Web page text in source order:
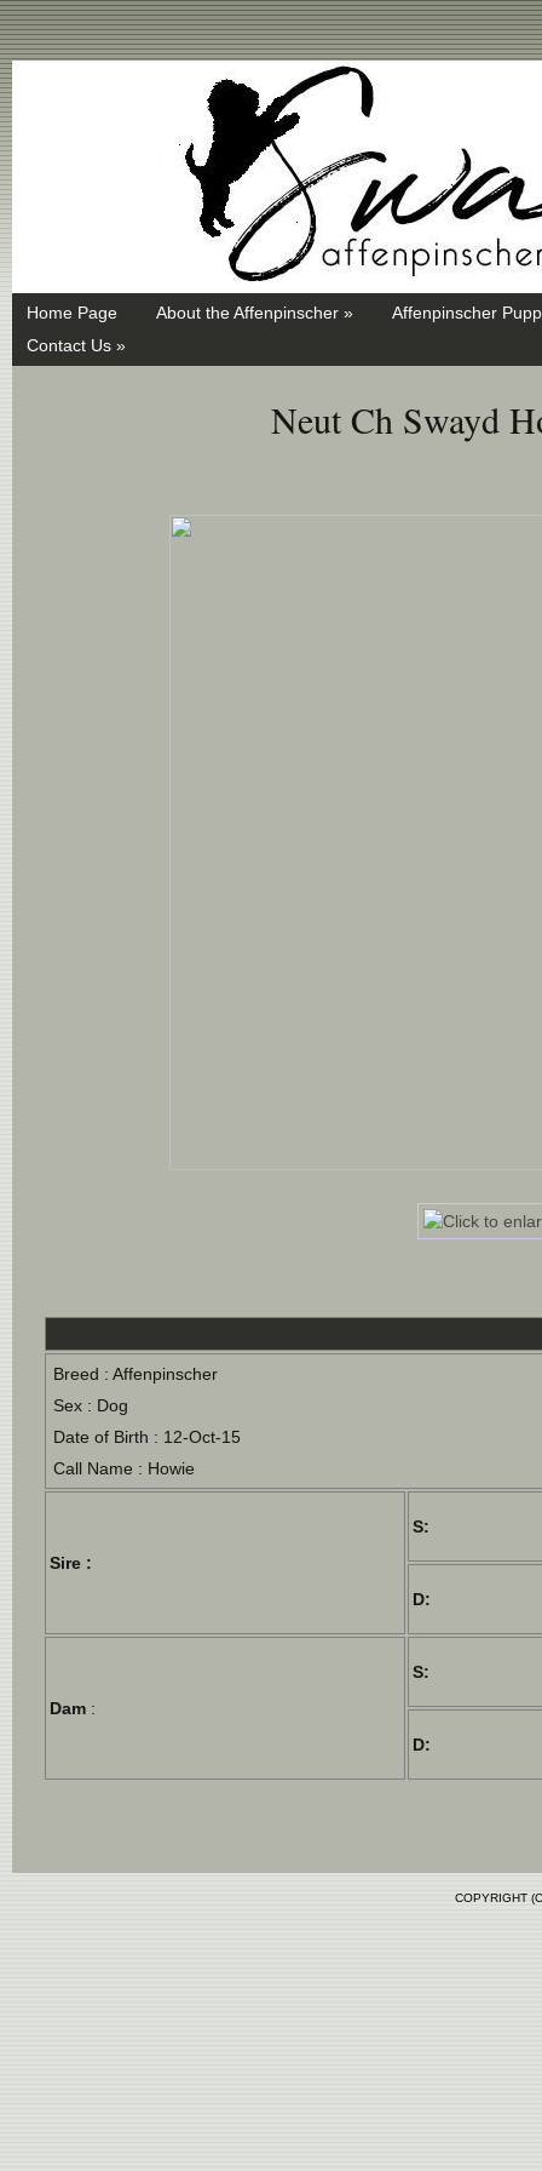
Home Page About the Affenpinscher »
Affenpinscher
Contact Us »
Neut Ch Swayd
Breed : Affenpinscher
Sex : Dog
Date of Birth : 12-Oct-15
Call Name : Howie
Sire :
S:
D:
Dam :
S:
D:
COPYRIGHT
Swayd, Affenpinscher, monkey dog, ANKC, breeder, puppies